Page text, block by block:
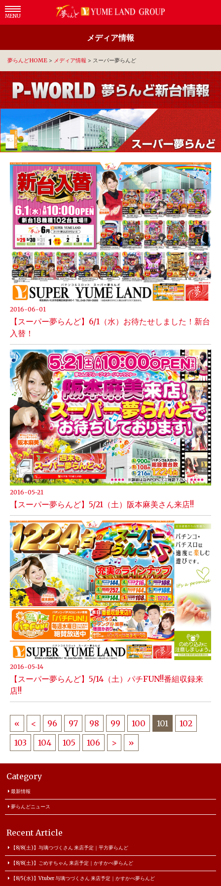
MENU
メディア情報
夢らんどHOME > メディア情報 > スーパー夢らんど
2016-06-01
【スーパー夢らんど】6/1（水）お待たせしました！新台
入替！
2016-05-21
【スーパー夢らんど】5/21（土）阪本麻美さん来店!!
2016-05-14
【スーパー夢らんど】5/14（土）パチFUN!!番組収録来
店!!
« < 96 97 98 99 100 101
102
103
104 105 106 > »
Category
最新情報
夢らんどニュース
Recent Article
【8/8(土)】与璃つづくさん 来店予定｜平方夢らんど
【8/8(土)】ごめすちゃん 来店予定｜かすかべ夢らんど
【8/5(水)】Vtuber 与璃つづくさん 来店予定｜かすかべ夢らんど